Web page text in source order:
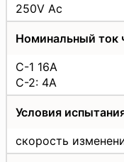
250V Ac
Номинальный ток
C-1 16A
C-2: 4A
Условия
скорость